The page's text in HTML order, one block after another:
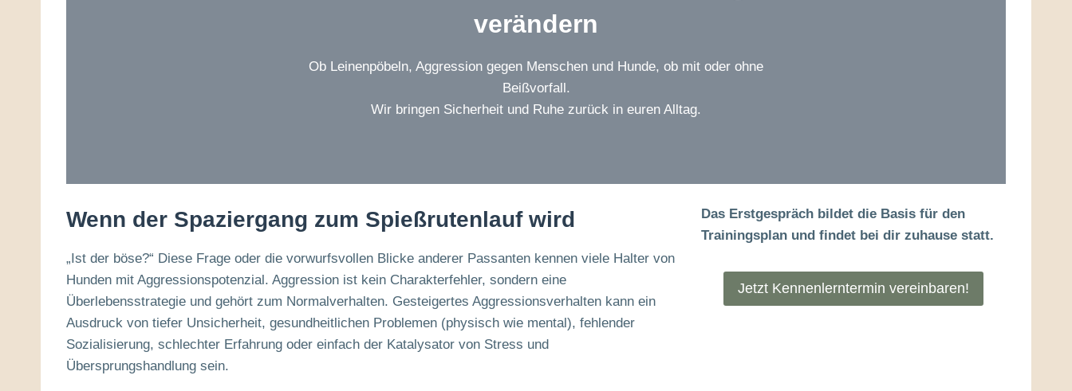
verändern
Ob Leinenpöbeln, Aggression gegen Menschen und Hunde, ob mit oder ohne
Beißvorfall.
Wir bringen Sicherheit und Ruhe zurück in euren Alltag.
Wenn der Spaziergang zum Spießrutenlauf wird
„Ist der böse?“ Diese Frage oder die vorwurfsvollen Blicke anderer Passanten kennen viele Halter von
Hunden mit Aggressionspotenzial. Aggression ist kein Charakterfehler, sondern eine
Überlebensstrategie und gehört zum Normalverhalten. Gesteigertes Aggressionsverhalten kann ein
Ausdruck von tiefer Unsicherheit, gesundheitlichen Problemen (physisch wie mental), fehlender
Sozialisierung, schlechter Erfahrung oder einfach der Katalysator von Stress und
Übersprungshandlung sein.
Das Erstgespräch bildet die Basis für den
Trainingsplan und findet bei dir zuhause statt.
Jetzt Kennenlerntermin vereinbaren!